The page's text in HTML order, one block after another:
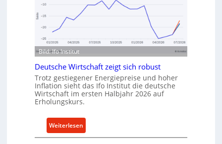
I
r
i
e
-
s
e
ü
r
n
a
c
h
a
t
Bild: Ifo Institut
Deutsche Wirtschaft zeigt sich robust
Trotz gestiegener Energiepreise und hoher
Inflation sieht das Ifo Institut die deutsche
Wirtschaft im ersten Halbjahr 2026 auf
Erholungskurs.
Weiterlesen
D